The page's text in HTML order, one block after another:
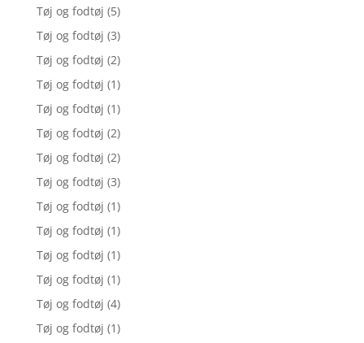
Tøj og fodtøj (5)
Tøj og fodtøj (3)
Tøj og fodtøj (2)
Tøj og fodtøj (1)
Tøj og fodtøj (1)
Tøj og fodtøj (2)
Tøj og fodtøj (2)
Tøj og fodtøj (3)
Tøj og fodtøj (1)
Tøj og fodtøj (1)
Tøj og fodtøj (1)
Tøj og fodtøj (1)
Tøj og fodtøj (4)
Tøj og fodtøj (1)